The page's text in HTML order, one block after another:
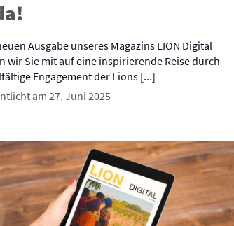
Ausgabe unseres Magazins LION Digital
wir Sie mit auf eine inspirierende Reise durch
Engagement der Lions [...]
am 27. Juni 2025